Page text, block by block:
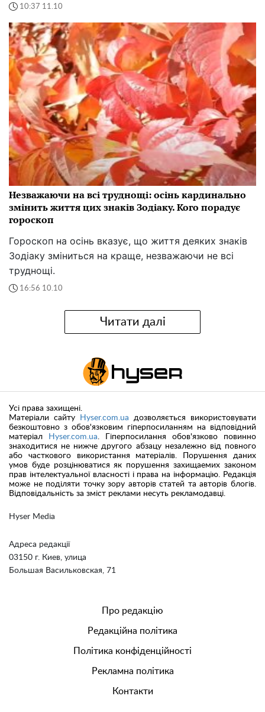
10:37 11.10
Незважаючи на всі труднощі: осінь кардинально
змінить життя цих знаків Зодіаку. Кого порадує
гороскоп
Гороскоп на осінь вказує, що життя деяких знаків
Зодіаку зміниться на краще, незважаючи не всі
труднощі.
16:56 10.10
Читати далі
Hyser Media
Адреса редакції
03150 г. Киев, улица
Большая Васильковская, 71
Усі права захищені.
Матеріали сайту
Hyser.com.ua дозволяється використовувати
безкоштовно з обов'язковим гіперпосиланням на відповідний
матеріал
Hyser.com.ua. Гіперпосилання обов'язково повинно
знаходитися не нижче другого абзацу незалежно від повного
або часткового використання матеріалів. Порушення даних
умов буде розцінюватися як порушення захищаемих законом
прав інтелектуальної власності і права на інформацію. Редакція
може не поділяти точку зору авторів статей та авторів блогів.
Відповідальність за зміст реклами несуть рекламодавці.
Про редакцію
Редакційна політика
Політика конфіденційності
Рекламна політика
Контакти